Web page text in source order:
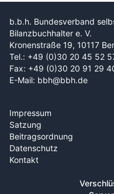
b.b.h. Bundesverband
Bilanzbuchhalter e. V.
Kronenstraße 19, 10117
Tel.: +49 (0)30 20 45 52
Fax: +49 (0)30 20 91 29
E-Mail: bbh@bbh.de
Impressum
Satzung
Beitragsordnung
Datenschutz
Kontakt